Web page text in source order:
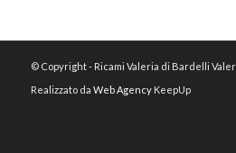
© Copyright - Ricami Valeria di Bardelli
Realizzato da Web AgencyKeepUp